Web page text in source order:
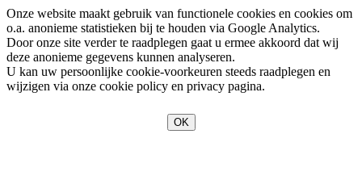
Onze website maakt gebruik van functionele cookies en cookies om
o.a. anonieme statistieken bij te houden via Google Analytics.
Door onze site verder te raadplegen gaat u ermee akkoord dat wij
deze anonieme gegevens kunnen analyseren.
U kan uw persoonlijke cookie-voorkeuren steeds raadplegen en
wijzigen via onze cookie policy en privacy pagina.
OK